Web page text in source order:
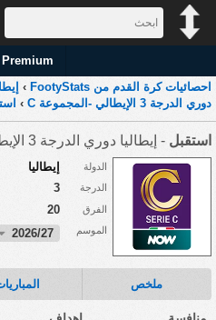
Premium
احصائيات كرة القدم من FootyStats
›
دوري الدرجة 3 الإيطالي -المجموعة C
›
استقبل - إيطاليا دوري الدرجة 3 الإيطالي -المجموعة C
الدولة إيطاليا
الدرجة 3
الفرق 20
الموسم 2026/27
ملخص